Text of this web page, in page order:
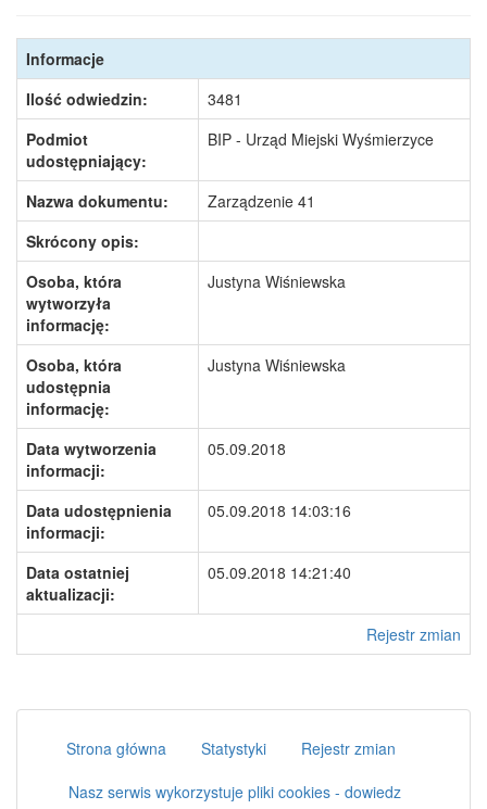
Informacje
Ilość odwiedzin:
3481
Podmiot
udostępniający:
BIP - Urząd Miejski Wyśmierzyce
Nazwa dokumentu:
Zarządzenie 41
Skrócony opis:
Osoba, która
wytworzyła
informację:
Justyna Wiśniewska
Osoba, która
udostępnia
informację:
Justyna Wiśniewska
Data wytworzenia
informacji:
05.09.2018
Data udostępnienia
informacji:
05.09.2018 14:03:16
Data ostatniej
aktualizacji:
05.09.2018 14:21:40
Rejestr zmian
Strona główna Statystyki
Rejestr zmian
Nasz serwis wykorzystuje pliki cookies - dowiedz